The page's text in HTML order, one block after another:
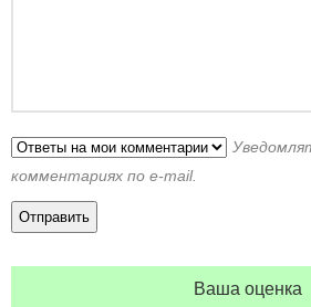
комментариях по e-mail.
Ваша оценка